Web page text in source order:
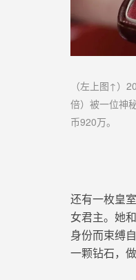
（左上图↑）
倍）被一位神
币920万。
还有一枚皇
女君主。她
身份而束缚
一颗钻石，